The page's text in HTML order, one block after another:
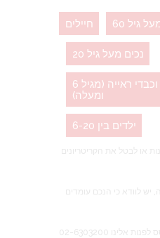
חיילים גיל 60
נכים מעל גיל 20
בעלי תעודת עיוור וכבדי ראייה (מגיל 6
ומעלה)
ילדים בין 6-20
או לבטל את הקריטריונים
יש לוודא כי הנכם עומדים
לקבלת מידע נוסף , אל תהסס לפנות אלינו 02-6303200